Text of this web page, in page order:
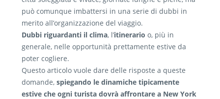
può comunque imbattersi in una serie di dubbi in
merito all’organizzazione del viaggio.
Dubbi riguardanti il clima, l’itinerario o, più in
generale, nelle opportunità prettamente estive da
poter cogliere.
Questo articolo vuole dare delle risposte a queste
domande, spiegando le dinamiche tipicamente
estive che ogni turista dovrà affrontare a New York